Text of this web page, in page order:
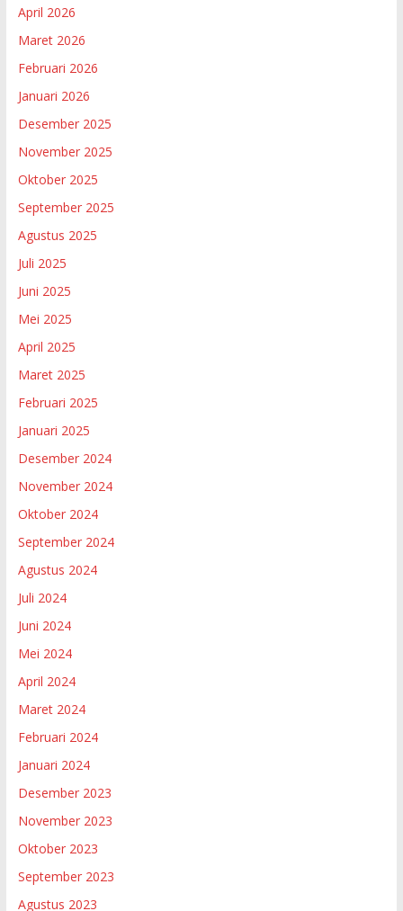
April 2026
Maret 2026
Februari 2026
Januari 2026
Desember 2025
November 2025
Oktober 2025
September 2025
Agustus 2025
Juli 2025
Juni 2025
Mei 2025
April 2025
Maret 2025
Februari 2025
Januari 2025
Desember 2024
November 2024
Oktober 2024
September 2024
Agustus 2024
Juli 2024
Juni 2024
Mei 2024
April 2024
Maret 2024
Februari 2024
Januari 2024
Desember 2023
November 2023
Oktober 2023
September 2023
Agustus 2023